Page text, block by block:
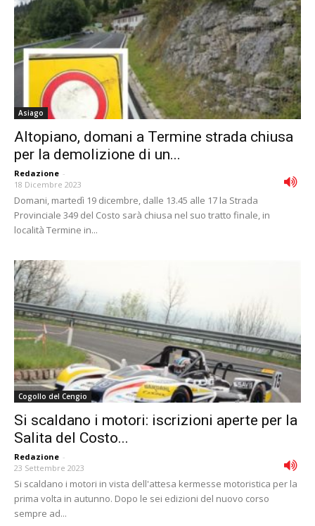
Asiago
Altopiano, domani a Termine strada chiusa
per la demolizione di un...
Redazione -
18 Dicembre 2023
Domani, martedì 19 dicembre, dalle 13.45 alle 17 la Strada
Provinciale 349 del Costo sarà chiusa nel suo tratto finale, in
località Termine in...
Cogollo del Cengio
Si scaldano i motori: iscrizioni aperte per la
Salita del Costo...
Redazione -
23 Settembre 2023
Si scaldano i motori in vista dell'attesa kermesse motoristica per la
prima volta in autunno. Dopo le sei edizioni del nuovo corso
sempre ad...